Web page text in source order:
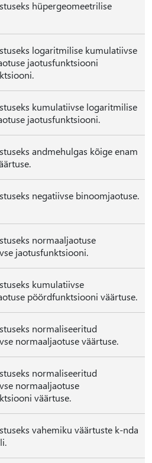
hüpergeomeetrilise
logaritmilise kumulatiivse
jaotusfunktsiooni
kumulatiivse logaritmilise
jaotusfunktsiooni.
andmehulgas kõige enam
negatiivse binoomjaotuse.
normaaljaotuse
jaotusfunktsiooni.
kumulatiivse
pöördfunktsiooni väärtuse.
normaliseeritud
normaaljaotuse väärtuse.
normaliseeritud
normaaljaotuse
väärtuse.
vahemiku väärtuste k-nda